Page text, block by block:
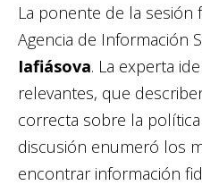
La ponente de la sesión
Agencia de Información
Iafiásova. La experta
relevantes, que
correcta sobre la
discusión enumeró los
encontrar información